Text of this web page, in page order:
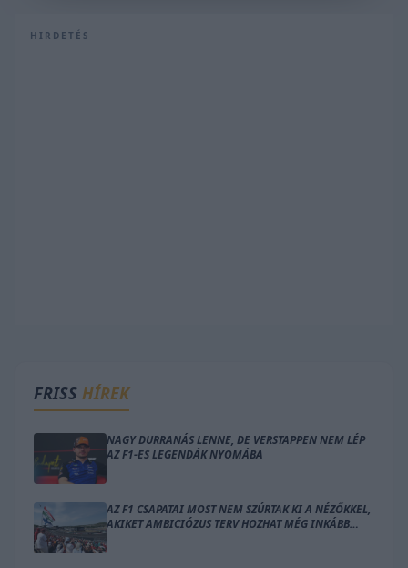
HIRDETÉS
FRISS HÍREK
NAGY DURRANÁS LENNE, DE VERSTAPPEN NEM LÉP
AZ F1-ES LEGENDÁK NYOMÁBA
AZ F1 CSAPATAI MOST NEM SZÚRTAK KI A NÉZŐKKEL,
AKIKET AMBICIÓZUS TERV HOZHAT MÉG INKÁBB